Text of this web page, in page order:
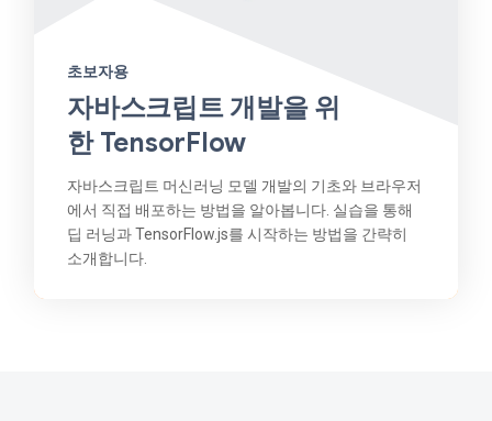
초보자용
자바스크립트 개발을 위
한 TensorFlow
자바스크립트 머신러닝 모델 개발의 기초와 브라우저
에서 직접 배포하는 방법을 알아봅니다. 실습을 통해
딥 러닝과 TensorFlow.js를 시작하는 방법을 간략히
소개합니다.